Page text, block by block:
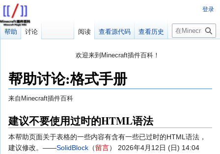
欢迎来到Minecraft插件百科！
因近日遭受攻击，百科现已限制编辑，有意编辑请加入插件百科企
帮助讨论:格式手册
来自Minecraft插件百科
跳
转
到
导
跳
转
到
搜
建议不要使用过时的HTML语法
本帮助页面关于表格的一些内容有含有一些已过时的HTML语法，
建议修改。——SolidBlock （留言） 2026年4月12日 (日) 14:04
登录
帮助 讨论 阅读 查看源代码 查看历史
搜
索